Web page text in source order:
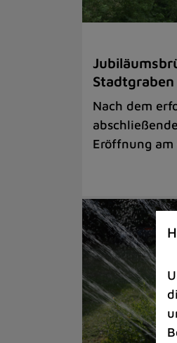
Stadtgraben
Nach dem
Eröffnung am